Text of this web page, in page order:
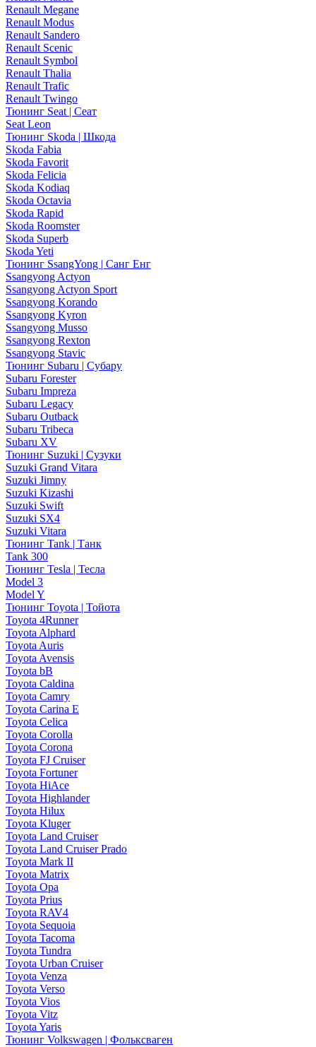
Renault Megane
Renault Modus
Renault Sandero
Renault Scenic
Renault Symbol
Renault Thalia
Renault Trafic
Renault Twingo
Тюнинг Seat | Сеат
Seat Leon
Тюнинг Skoda | Шкода
Skoda Fabia
Skoda Favorit
Skoda Felicia
Skoda Kodiaq
Skoda Octavia
Skoda Rapid
Skoda Roomster
Skoda Superb
Skoda Yeti
Тюнинг SsangYong | Санг Енг
Ssangyong Actyon
Ssangyong Actyon Sport
Ssangyong Korando
Ssangyong Kyron
Ssangyong Musso
Ssangyong Rexton
Ssangyong Stavic
Тюнинг Subaru | Субару
Subaru Forester
Subaru Impreza
Subaru Legacy
Subaru Outback
Subaru Tribeca
Subaru XV
Тюнинг Suzuki | Сузуки
Suzuki Grand Vitara
Suzuki Jimny
Suzuki Kizashi
Suzuki Swift
Suzuki SX4
Suzuki Vitara
Тюнинг Tank | Танк
Tank 300
Тюнинг Tesla | Тесла
Model 3
Model Y
Тюнинг Toyota | Тойота
Toyota 4Runner
Toyota Alphard
Toyota Auris
Toyota Avensis
Toyota bB
Toyota Caldina
Toyota Camry
Toyota Carina E
Toyota Celica
Toyota Corolla
Toyota Corona
Toyota FJ Cruiser
Toyota Fortuner
Toyota HiAce
Toyota Highlander
Toyota Hilux
Toyota Kluger
Toyota Land Cruiser
Toyota Land Cruiser Prado
Toyota Mark II
Toyota Matrix
Toyota Opa
Toyota Prius
Toyota RAV4
Toyota Sequoia
Toyota Tacoma
Toyota Tundra
Toyota Urban Cruiser
Toyota Venza
Toyota Verso
Toyota Vios
Toyota Vitz
Toyota Yaris
Тюнинг Volkswagen | Фольксваген